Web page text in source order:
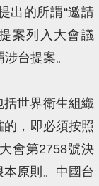
出的所謂“邀請
案列入大會議
台提案。
括世界衛生組織
，即必須按照
會第2758號決
原則。中國台